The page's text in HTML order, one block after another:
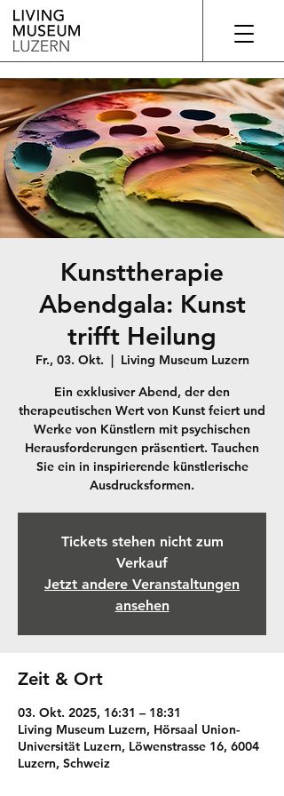
Kunsttherapie
Abendgala: Kunst
trifft Heilung
Fr., 03. Okt.
  |
Living Museum Luzern
Ein exklusiver Abend, der den
therapeutischen Wert von Kunst feiert und
Werke von Künstlern mit psychischen
Herausforderungen präsentiert. Tauchen
Sie ein in inspirierende künstlerische
Ausdrucksformen.
Tickets stehen nicht zum
Verkauf
Jetzt andere Veranstaltungen
ansehen
Zeit & Ort
03. Okt. 2025, 16:31 – 18:31
Living Museum Luzern, Hörsaal Union-
Universität Luzern, Löwenstrasse 16, 6004
Luzern, Schweiz